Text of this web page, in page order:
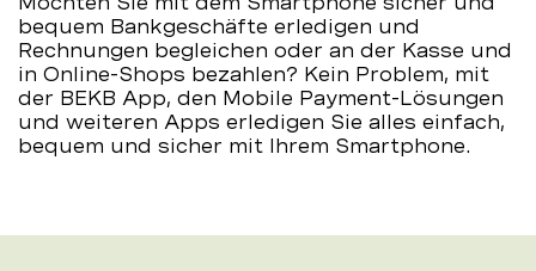
bequem Bankgeschäfte erledigen und
Rechnungen begleichen oder an der Kasse und
in Online-Shops bezahlen? Kein Problem, mit
der BEKB App, den Mobile Payment-Lösungen
und weiteren Apps erledigen Sie alles einfach,
bequem und sicher mit Ihrem Smartphone.